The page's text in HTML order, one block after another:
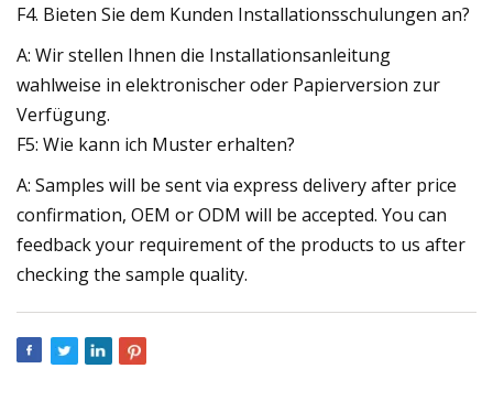
F4. Bieten Sie dem Kunden Installationsschulungen an?
A: Wir stellen Ihnen die Installationsanleitung
wahlweise in elektronischer oder Papierversion zur
Verfügung.
F5: Wie kann ich Muster erhalten?
A: Samples will be sent via express delivery after price
confirmation, OEM or ODM will be accepted. You can
feedback your requirement of the products to us after
checking the sample quality.